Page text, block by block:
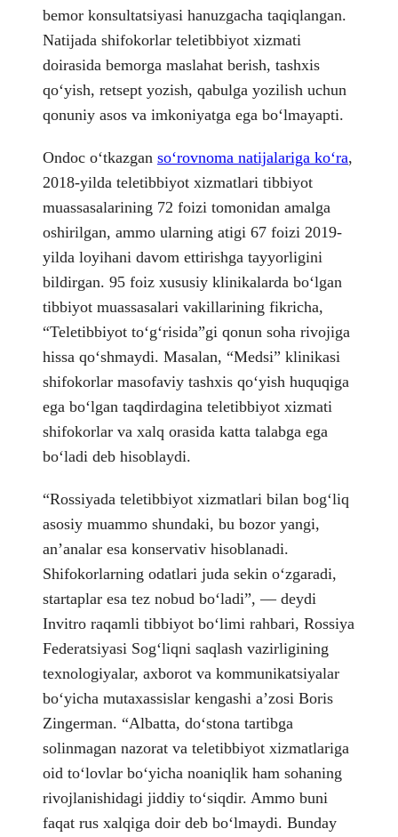
bemor konsultatsiyasi hanuzgacha taqiqlangan.
Natijada shifokorlar teletibbiyot xizmati
doirasida bemorga maslahat berish, tashxis
qoʻyish, retsept yozish, qabulga yozilish uchun
qonuniy asos va imkoniyatga ega boʻlmayapti.
Ondoc oʻtkazgan soʻrovnoma natijalariga koʻra,
2018-yilda teletibbiyot xizmatlari tibbiyot
muassasalarining 72 foizi tomonidan amalga
oshirilgan, ammo ularning atigi 67 foizi 2019-
yilda loyihani davom ettirishga tayyorligini
bildirgan. 95 foiz xususiy klinikalarda boʻlgan
tibbiyot muassasalari vakillarining fikricha,
“Teletibbiyot toʻgʻrisida”gi qonun soha rivojiga
hissa qoʻshmaydi. Masalan, “Medsi” klinikasi
shifokorlar masofaviy tashxis qoʻyish huquqiga
ega boʻlgan taqdirdagina teletibbiyot xizmati
shifokorlar va xalq orasida katta talabga ega
boʻladi deb hisoblaydi.
“Rossiyada teletibbiyot xizmatlari bilan bogʻliq
asosiy muammo shundaki, bu bozor yangi,
anʼanalar esa konservativ hisoblanadi.
Shifokorlarning odatlari juda sekin oʻzgaradi,
startaplar esa tez nobud boʻladi”, — deydi
Invitro raqamli tibbiyot boʻlimi rahbari, Rossiya
Federatsiyasi Sogʻliqni saqlash vazirligining
texnologiyalar, axborot va kommunikatsiyalar
boʻyicha mutaxassislar kengashi aʼzosi Boris
Zingerman. “Albatta, doʻstona tartibga
solinmagan nazorat va teletibbiyot xizmatlariga
oid toʻlovlar boʻyicha noaniqlik ham sohaning
rivojlanishidagi jiddiy toʻsiqdir. Ammo buni
faqat rus xalqiga doir deb boʻlmaydi. Bunday